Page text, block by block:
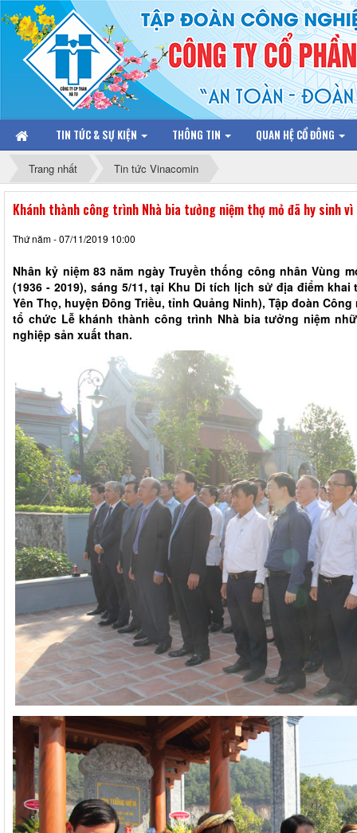
TIN TỨC & SỰ KIỆN THÔNG TIN QUAN HỆ CỔ ĐÔNG
Trang nhất Tin tức Vinacomin
Khánh thành công trình Nhà bia tưởng niệm thợ mỏ đã hy sinh
Thứ năm - 07/11/2019 10:00
Nhân kỷ niệm 83 năm ngày Truyền thống công nhân Vùng
(1936 - 2019), sáng 5/11, tại Khu Di tích lịch sử địa điểm
Yên Thọ, huyện Đông Triều, tỉnh Quảng Ninh), Tập đoàn
tổ chức Lễ khánh thành công trình Nhà bia tưởng niệm
nghiệp sản xuất than.